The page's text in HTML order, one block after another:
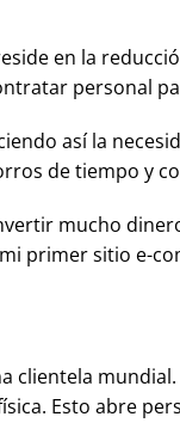
en la
personal
así la
de tiempo y
mucho
primer sitio e-
clientela mundial.
Esto abre